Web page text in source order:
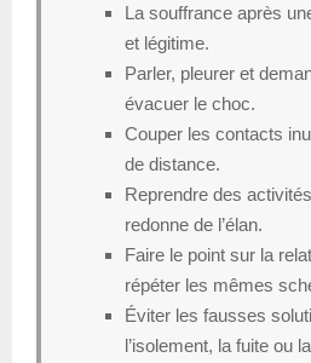
La souffrance après
et légitime.
Parler, pleurer et
évacuer le choc.
Couper les contacts
de distance.
Reprendre des
redonne de l’élan.
Faire le point sur la
répéter les mêmes
Éviter les fausses
l’isolement, la fuite ou